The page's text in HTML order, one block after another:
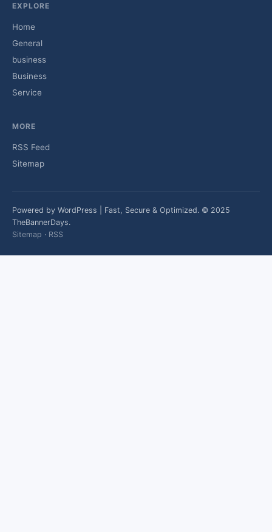
EXPLORE
Home
General
business
Business
Service
MORE
RSS Feed
Sitemap
Powered by WordPress | Fast, Secure & Optimized. © 2025
TheBannerDays.
Sitemap · RSS